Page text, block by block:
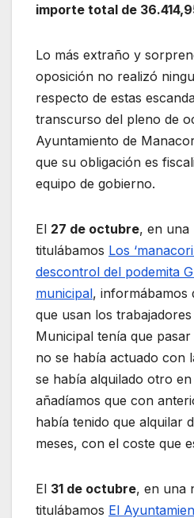
importe total de
Lo más extraño y
oposición no realizó
respecto de estas
transcurso del pleno de
Ayuntamiento de
que su obligación es
equipo de gobierno.
El 27 de octubre, en una
titulábamos Los
descontrol del podemita
municipal, informábamos
que usan los
Municipal tenía que
no se había actuado con
se había alquilado otro
añadíamos que con
había tenido que alquilar
meses, con el coste que
El 31 de octubre, en una
titulábamos El